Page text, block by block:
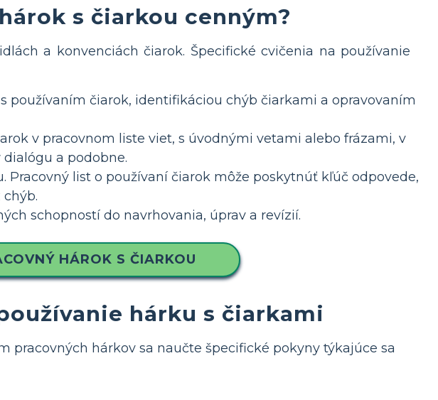
s čiarkou cenným?
a konvenciách čiarok. Špecifické cvičenia na používanie
používaním čiarok, identifikáciou chýb čiarkami a opravovaním
v pracovnom liste viet, s úvodnými vetami alebo frázami, v
a podobne.
list o používaní čiarok môže poskytnúť kľúč odpovede,
schopností do navrhovania, úprav a revízií.
HÁROK S ČIARKOU
hárku s čiarkami
pracovných hárkov sa naučte špecifické pokyny týkajúce sa